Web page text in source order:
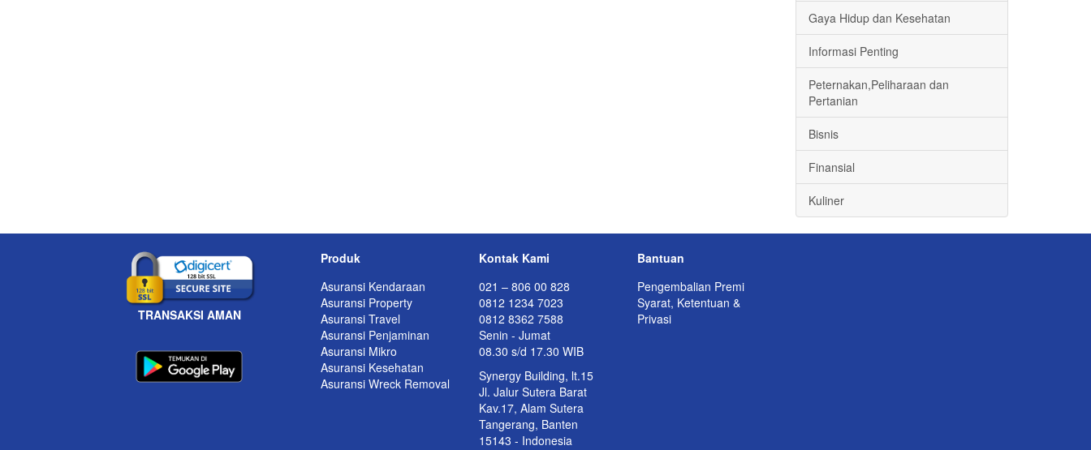
Gaya Hidup dan Kesehatan
Informasi Penting
Peternakan,Peliharaan dan
Pertanian
Bisnis
Finansial
Kuliner
TRANSAKSI AMAN
Produk
Asuransi Kendaraan
Asuransi Property
Asuransi Travel
Asuransi Penjaminan
Asuransi Mikro
Asuransi Kesehatan
Asuransi Wreck Removal
Kontak Kami
021 – 806 00 828
0812 1234 7023
0812 8362 7588
Senin - Jumat
08.30 s/d 17.30 WIB
Synergy Building, lt.15
Jl. Jalur Sutera Barat
Kav.17, Alam Sutera
Tangerang, Banten
15143 - Indonesia
Bantuan
Pengembalian Premi
Syarat, Ketentuan &
Privasi